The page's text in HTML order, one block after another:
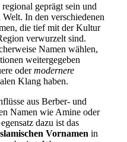
geprägt sein und
In den verschiedenen
die tief mit der Kultur
verwurzelt sind.
Namen wählen,
weitergegeben
odermodernere
Klang haben.
aus Berber- und
Namen wie Amine oder
dazu ist das
Vornamen in